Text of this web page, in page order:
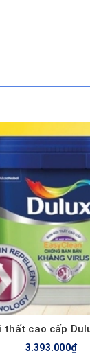
Mua hàng
Xem nhanh
3.393.000₫